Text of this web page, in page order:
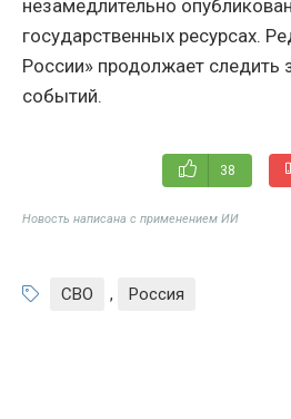
незамедлительно
государственных ресурсах.
России» продолжает следить
событий.
38
Новость написана с применением ИИ
СВО , Россия